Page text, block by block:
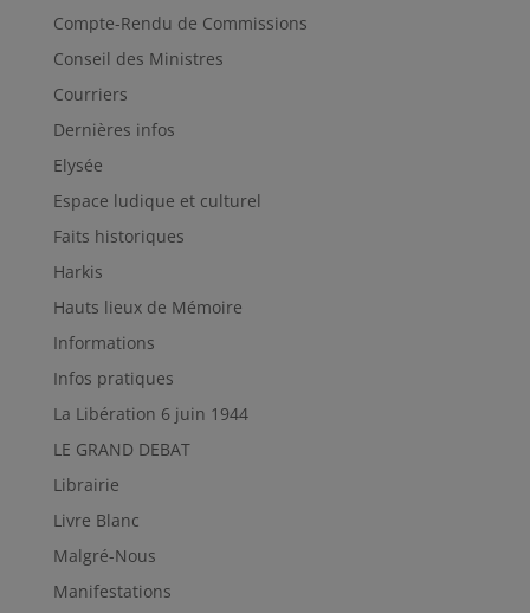
Compte-Rendu de Commissions
Conseil des Ministres
Courriers
Dernières infos
Elysée
Espace ludique et culturel
Faits historiques
Harkis
Hauts lieux de Mémoire
Informations
Infos pratiques
La Libération 6 juin 1944
LE GRAND DEBAT
Librairie
Livre Blanc
Malgré-Nous
Manifestations